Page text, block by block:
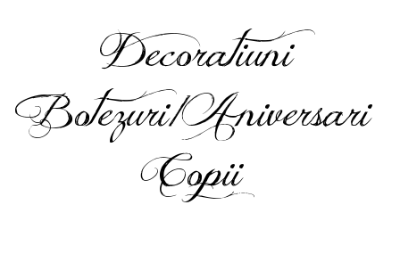
Decoratiuni
Botezuri/Aniversari
Copii